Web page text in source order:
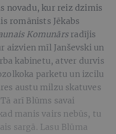
novadu, kur reiz dzimis
romānists Jēkabs
Komunārsradījis
aizvien mīl Janševski un
kabinetu, atver durvis
parketu un izcilu
austu milzu skatuves
arī Blūms savai
manis vairs nebūs, tu
sargā. Lasu Blūma